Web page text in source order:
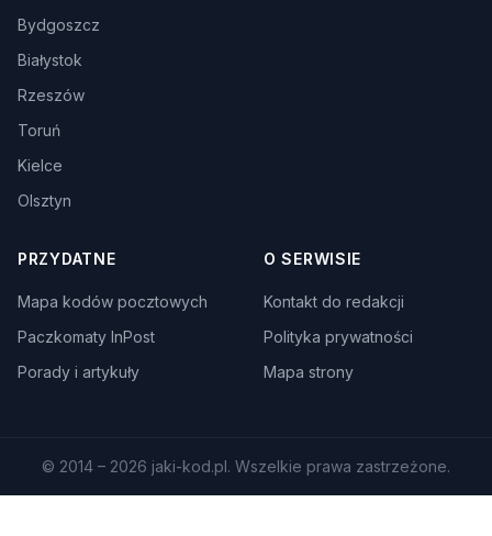
Bydgoszcz
Białystok
Rzeszów
Toruń
Kielce
Olsztyn
PRZYDATNE
Mapa kodów pocztowych
Paczkomaty InPost
Porady i artykuły
O SERWISIE
Kontakt do redakcji
Polityka prywatności
Mapa strony
© 2014 – 2026 jaki-kod.pl. Wszelkie prawa zastrzeżone.